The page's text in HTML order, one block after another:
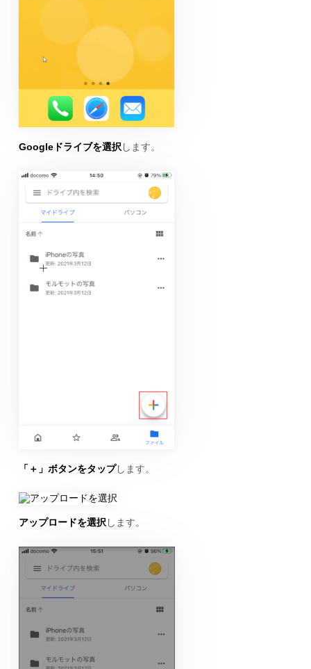
Googleドライブを選択 します。
「＋」ボタンをタップします。
アップロードを選択します。